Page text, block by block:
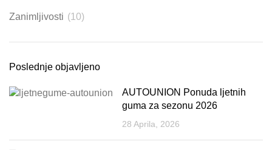
Zanimljivosti (10)
Poslednje objavljeno
AUTOUNION Ponuda ljetnih
guma za sezonu 2026
28 Aprila, 2026